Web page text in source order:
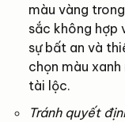
màu vàng
sắc không hợp
sự bất an và
chọn màu
tài lộc.
Tránh quyết